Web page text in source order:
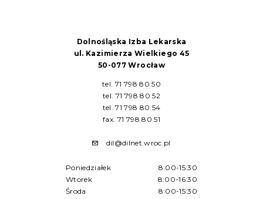
Dolnośląska Izba Lekarska
ul. Kazimierza Wielkiego 45
50-077 Wrocław
tel. 71 798 80 50
tel. 71 798 80 52
tel. 71 798 80 54
fax. 71 798 80 51
dil@dilnet.wroc.pl
Poniedziałek
8:00-15:30
Wtorek
8:00-16:30
Środa
8:00-15:30